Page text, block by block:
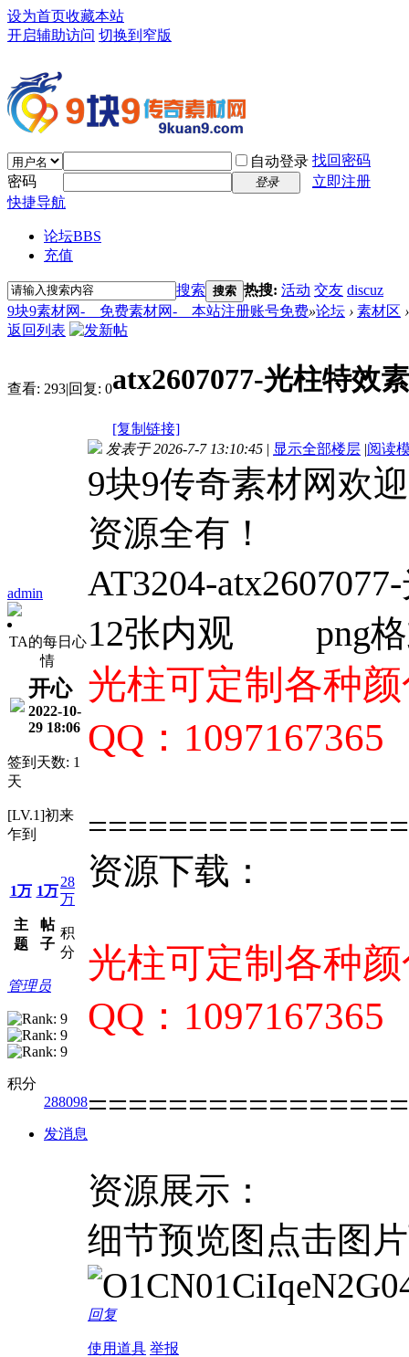
设为首页收藏本站
开启辅助访问 切换到窄版
自动登录 找回密码
密码
登录
立即注册
快捷导航
论坛BBS
充值
搜索 搜索 热搜: 活动 交友 discuz
9块9素材网-＿免费素材网-＿本站注册账号免费»论坛 › 素材区 ›
返回列表
查看: 293|回复: 0atx2607077-光柱特效
[复制链接]
admin
TA的每日心
情
开心
2022-10-
29 18:06
签到天数: 1
天
[LV.1]初来
乍到
1万
主
题
1万
帖
子
28
万
积
分
管理员
积分
288098
发消息
发表于 2026-7-7 13:10:45 | 显示全部楼层 |阅读
9块9传奇素材网欢
资源全有！
AT3204-
12张内观 png
光柱可定制各种
QQ：1097167365
资源下载：
光柱可定制各种
QQ：1097167365
资源展示：
细节预览图点击图
回复
使用道具 举报